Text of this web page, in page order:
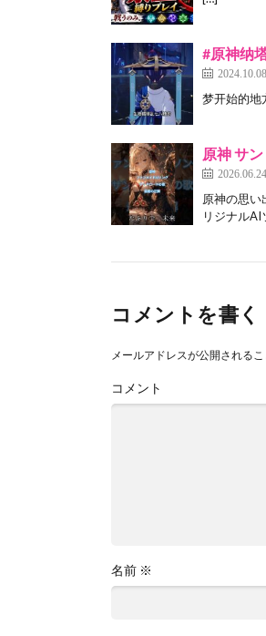
#原神纳
2024.10.08
梦开始的地
原神 サ
2026.06.24
原神の思
リジナル
コメントを書く
メールアドレスが公開されるこ
コメント
名前 ※